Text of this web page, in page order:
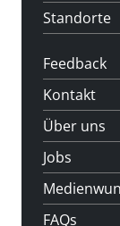
Standorte
Feedback
Kontakt
Über uns
Jobs
FAQs